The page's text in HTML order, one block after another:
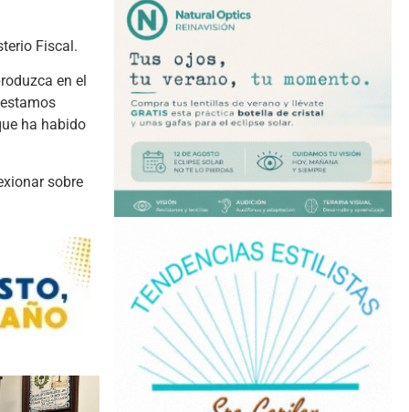
Fiscal.
en el
ha habido
sobre